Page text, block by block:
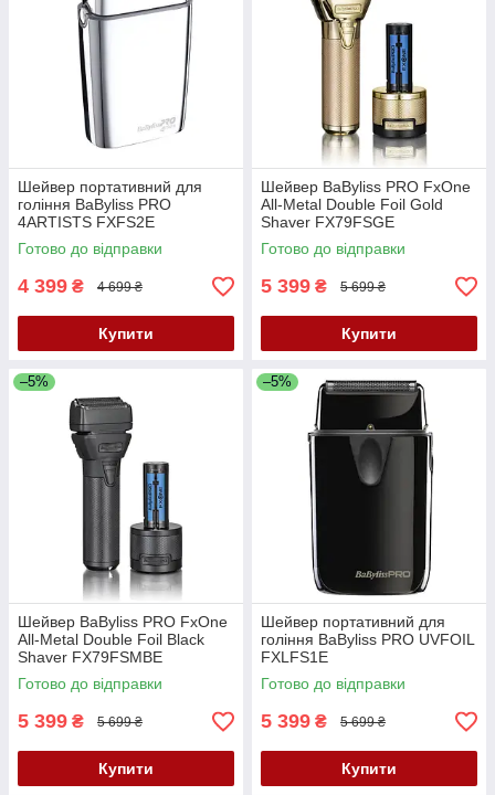
Шейвер портативний для
гоління BaByliss PRO
4ARTISTS FXFS2E
Готово до відправки
4 399 ₴ 4 699 ₴
Купити
Шейвер BaByliss PRO FxOne
All-Metal Double Foil Gold
Shaver FX79FSGE
Готово до відправки
5 399 ₴ 5 699 ₴
Купити
–5%
Шейвер BaByliss PRO FxOne
All-Metal Double Foil Black
Shaver FX79FSMBE
Готово до відправки
5 399 ₴ 5 699 ₴
Купити
–5%
Шейвер портативний для
гоління BaByliss PRO UVFOIL
FXLFS1E
Готово до відправки
5 399 ₴ 5 699 ₴
Купити